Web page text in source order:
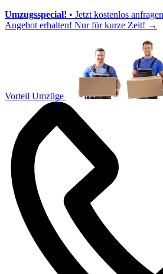
Umzugsspecial! • Jetzt kostenlos
Angebot erhalten! Nur für kurze Zeit! →
Vorteil Umzüge